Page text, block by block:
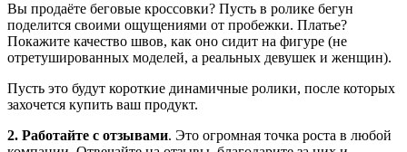
Вы продаёте беговые кроссовки? Пусть в ролике бегун
поделится своими ощущениями от пробежки. Платье?
Покажите качество швов, как оно сидит на фигуре (не
отретушированных моделей, а реальных девушек и женщин).
Пусть это будут короткие динамичные ролики, после которых
захочется купить ваш продукт.
2. Работайте с отзывами. Это огромная точка роста в любой